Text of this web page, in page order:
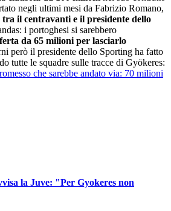
negli ultimi mesi da Fabrizio Romano,
il centravanti e il presidente dello
i portoghesi si sarebbero
da 65 milioni per lasciarlo
però il presidente dello Sporting ha fatto
tutte le squadre sulle tracce di Gyökeres:
che sarebbe andato via: 70 milioni
la Juve: "Per Gyokeres non